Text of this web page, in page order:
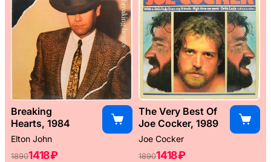
Breaking
Hearts, 1984
Elton John
18901418 ₽
The Very Best Of
Joe Cocker, 1989
Joe Cocker
18901418 ₽